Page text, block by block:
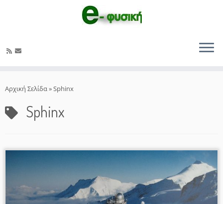
στο
Αρχική Σελίδα»Sphinx
Sphinx